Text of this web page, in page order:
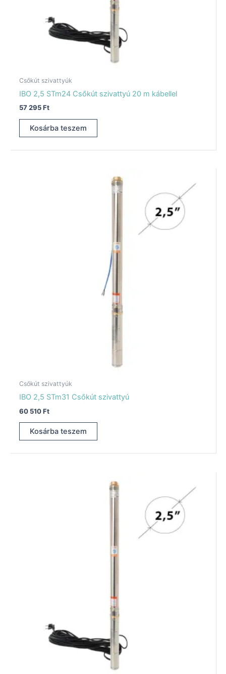
Csőkút szivattyúk
IBO 2,5 STm24 Csőkút szivattyú 20 m kábellel
57 295Ft
Kosárba teszem
Csőkút szivattyúk
IBO 2,5 STm31 Csőkút szivattyú
60 510Ft
Kosárba teszem